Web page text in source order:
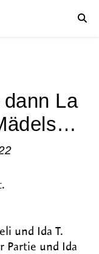
La
und Ida T.
Partie und Ida